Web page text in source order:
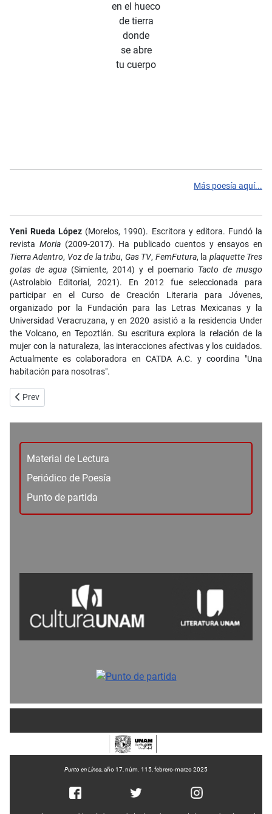
Material de Lectura
Periódico de Poesía
Punto de partida
en el hueco
de tierra
donde
se abre
tu cuerpo
Más poesía aquí...
Yeni Rueda López (Morelos, 1990). Escritora y editora. Fundó la
revista Moria(2009-2017). Ha publicado cuentos y ensayos en
Tierra Adentro, Voz de la tribu, Gas TV, FemFutura, la plaquette Tres
gotas de agua (Simiente, 2014) y el poemario Tacto de musgo
(Astrolabio Editorial, 2021). En 2012 fue seleccionada para
participar en el Curso de Creación Literaria para Jóvenes,
organizado por la Fundación para las Letras Mexicanas y la
Universidad Veracruzana, y en 2020 asistió a la residencia Under
the Volcano, en Tepoztlán. Su escritura explora la relación de la
mujer con la naturaleza, las interacciones afectivas y los cuidados.
Actualmente es colaboradora en CATDA A.C. y coordina "Una
habitación para nosotras".
Previous article: No. 96 - Artes intermediales - Memento mori - Beto
Prev
Punto en Línea , año 17, núm. 115, febrero-marzo 2025